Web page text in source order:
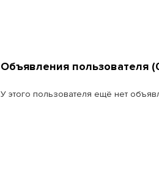
Объявления пользователя
У этого пользователя ещё нет